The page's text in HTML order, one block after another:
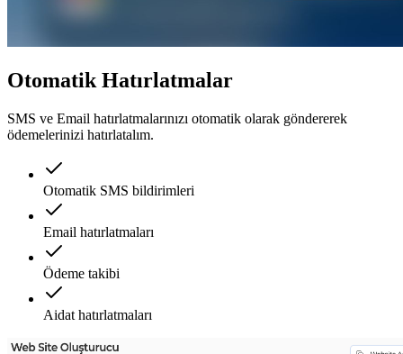
Otomatik Hatırlatmalar
SMS ve Email hatırlatmalarınızı otomatik olarak göndererek
ödemelerinizi hatırlatalım.
Otomatik SMS bildirimleri
Email hatırlatmaları
Ödeme takibi
Aidat hatırlatmaları